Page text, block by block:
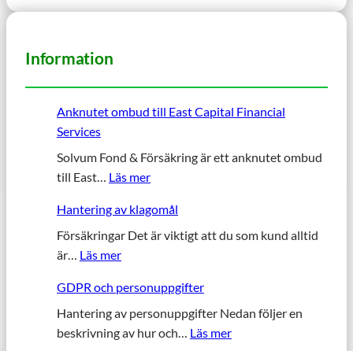
Information
Anknutet ombud till East Capital Financial
Services
Solvum Fond & Försäkring är ett anknutet ombud
till East… Läs mer:
n
k
t
e
t
Hantering av klagomål
Försäkringar Det är viktigt att du som kund alltid
är… Läs mer:
a
n
t
GDPR och personuppgifter
Hantering av personuppgifter Nedan följer en
beskrivning av hur och… Läs mer: